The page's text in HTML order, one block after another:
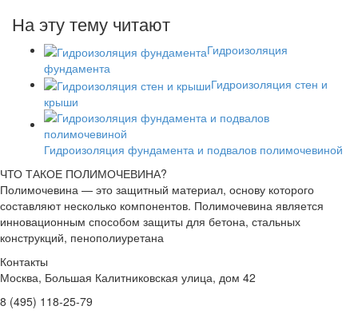
На эту тему читают
Гидроизоляция
фундамента
Гидроизоляция стен и
крыши
Гидроизоляция фундамента и подвалов полимочевиной
ЧТО ТАКОЕ ПОЛИМОЧЕВИНА?
Полимочевина — это защитный материал, основу которого
составляют несколько компонентов. Полимочевина является
инновационным способом защиты для бетона, стальных
конструкций, пенополиуретана
Контакты
Москва, Большая Калитниковская улица, дом 42
8 (495) 118-25-79